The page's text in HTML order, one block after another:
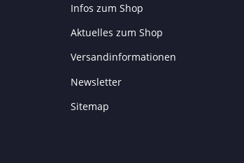
Infos zum Shop
Aktuelles zum Shop
Versandinformationen
Newsletter
Sitemap